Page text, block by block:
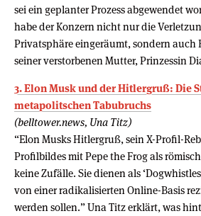
sei ein geplanter Prozess abgewendet
habe der Konzern nicht nur die
Privatsphäre eingeräumt, sondern auch
seiner verstorbenen Mutter, Prinzessin
3. Elon Musk und der Hitlergruß: Die
metapolitschen Tabubruchs
(belltower.news, Una Titz)
“Elon Musks Hitlergruß, sein X-Profil-
Profilbildes mit Pepe the Frog als
keine Zufälle. Sie dienen als
von einer radikalisierten Online-Basis
werden sollen.” Una Titz erklärt, was